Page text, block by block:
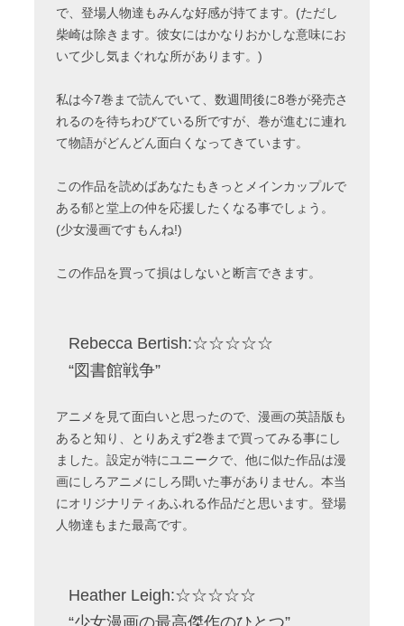
で、登場人物達もみんな好感が持てます。(ただし
柴崎は除きます。彼女にはかなりおかしな意味にお
いて少し気まぐれな所があります。)
私は今7巻まで読んでいて、数週間後に8巻が発売さ
れるのを待ちわびている所ですが、巻が進むに連れ
て物語がどんどん面白くなってきています。
この作品を読めばあなたもきっとメインカップルで
ある郁と堂上の仲を応援したくなる事でしょう。
(少女漫画ですもんね!)
この作品を買って損はしないと断言できます。
Rebecca Bertish:☆☆☆☆☆
“図書館戦争”
アニメを見て面白いと思ったので、漫画の英語版も
あると知り、とりあえず2巻まで買ってみる事にし
ました。設定が特にユニークで、他に似た作品は漫
画にしろアニメにしろ聞いた事がありません。本当
にオリジナリティあふれる作品だと思います。登場
人物達もまた最高です。
Heather Leigh:☆☆☆☆☆